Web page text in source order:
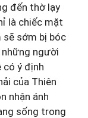
đến thờ lạy
là chiếc mặt
sẽ sớm bị bóc
người
có ý định
của Thiên
nhận ánh
sống trong